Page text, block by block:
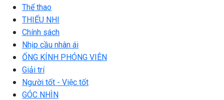
Thể thao
THIẾU NHI
Chính sách
Nhịp cầu nhân ái
ỐNG KÍNH PHÓNG VIÊN
Giải trí
Người tốt - Việc tốt
GÓC NHÌN